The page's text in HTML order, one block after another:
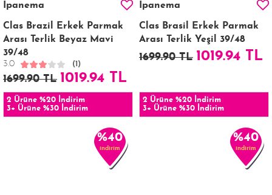
Ipanema
Clas Brazil Erkek Parmak
Arası Terlik Beyaz Mavi
39/48
3.0 (1)
1699.90 TL 1019.94 TL
2 Ürüne %20 İndirim
3+ Ürüne %30 İndirim
Ipanema
Clas Brasil Erkek Parmak
Arası Terlik Yeşil 39/48
1699.90 TL 1019.94 TL
2 Ürüne %20 İndirim
3+ Ürüne %30 İndirim
%40
indirim
%40
indirim